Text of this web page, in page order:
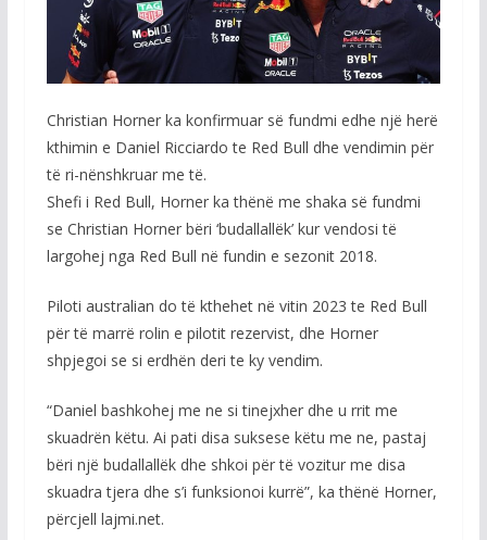
Christian Horner ka konfirmuar së fundmi edhe një herë
kthimin e Daniel Ricciardo te Red Bull dhe vendimin për
të ri-nënshkruar me të.
Shefi i Red Bull, Horner ka thënë me shaka së fundmi
se Christian Horner bëri ‘budallallëk’ kur vendosi të
largohej nga Red Bull në fundin e sezonit 2018.
Piloti australian do të kthehet në vitin 2023 te Red Bull
për të marrë rolin e pilotit rezervist, dhe Horner
shpjegoi se si erdhën deri te ky vendim.
“Daniel bashkohej me ne si tinejxher dhe u rrit me
skuadrën këtu. Ai pati disa suksese këtu me ne, pastaj
bëri një budallallëk dhe shkoi për të vozitur me disa
skuadra tjera dhe s’i funksionoi kurrë”, ka thënë Horner,
përcjell lajmi.net.